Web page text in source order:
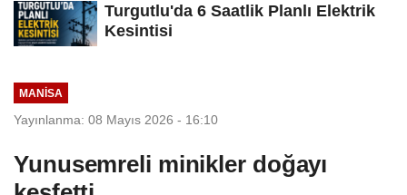
Turgutlu'da 6 Saatlik Planlı Elektrik
Kesintisi
MANİSA
Yayınlanma: 08 Mayıs 2026 - 16:10
Yunusemreli minikler doğayı